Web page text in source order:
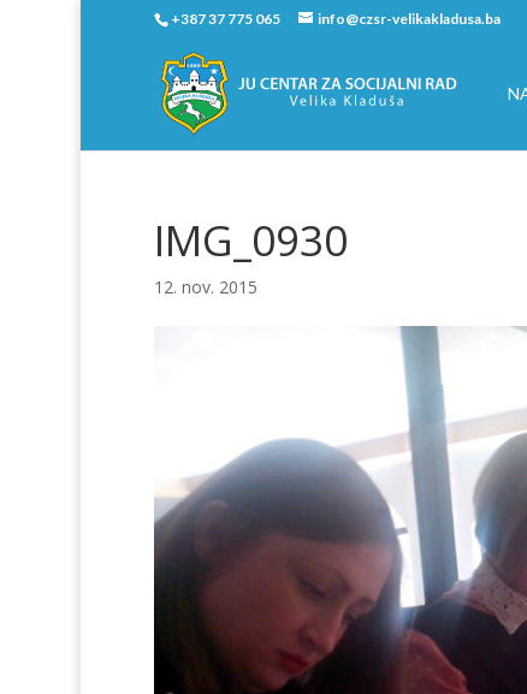
+387 37 775 065 info@czsr-velikakladusa.ba
IMG_0930
12. nov. 2015